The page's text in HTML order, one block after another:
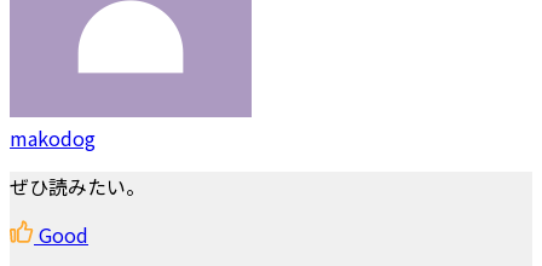
makodog
ぜひ読みたい。
Good